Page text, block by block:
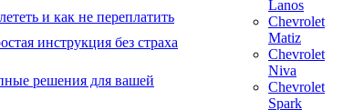
и как не переплатить
инструкция без страха
решения для вашей
Lanos
Chevrolet
Matiz
Chevrolet
Niva
Chevrolet
Spark